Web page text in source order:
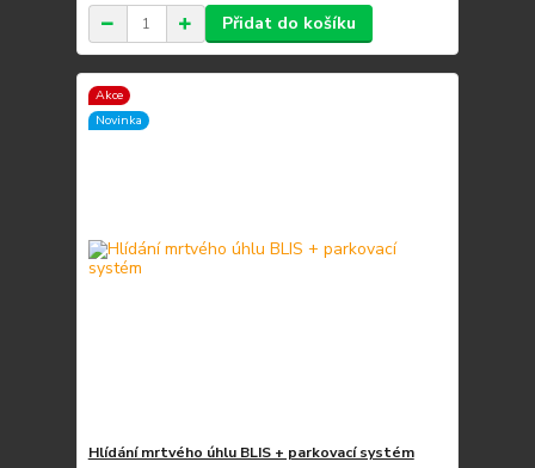
Přidat do košíku
Akce
Novinka
Hlídání mrtvého úhlu BLIS + parkovací systém